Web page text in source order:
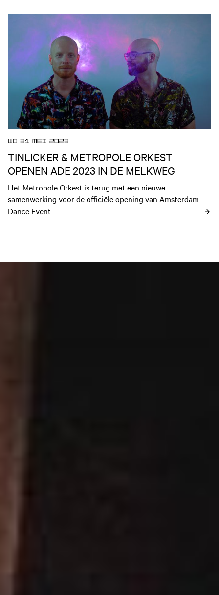
Open nieuws artikel
WO 31 MEI 2023
TINLICKER & METROPOLE ORKEST
OPENEN ADE 2023 IN DE MELKWEG
Het Metropole Orkest is terug met een nieuwe
samenwerking voor de officiële opening van Amsterdam
Dance Event